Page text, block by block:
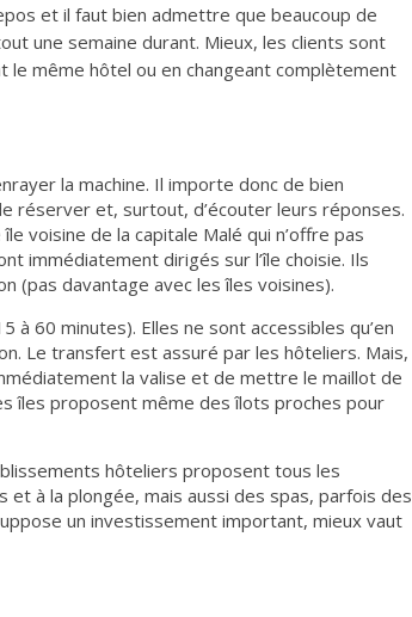
et il faut bien admettre que beaucoup de
une semaine durant. Mieux, les clients sont
même hôtel ou en changeant complètement
la machine. Il importe donc de bien
réserver et, surtout, d’écouter leurs réponses.
voisine de la capitale Malé qui n’offre pas
immédiatement dirigés sur l’île choisie. Ils
(pas davantage avec les îles voisines).
60 minutes). Elles ne sont accessibles qu’en
Le transfert est assuré par les hôteliers. Mais,
la valise et de mettre le maillot de
îles proposent même des îlots proches pour
hôteliers proposent tous les
à la plongée, mais aussi des spas, parfois des
un investissement important, mieux vaut